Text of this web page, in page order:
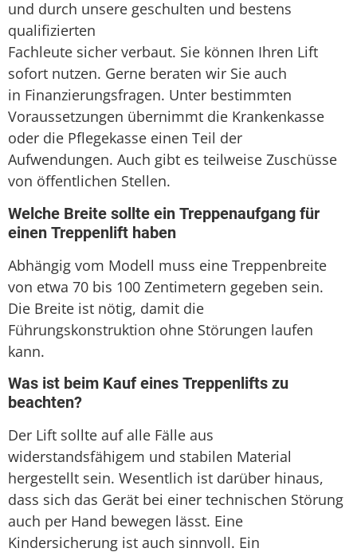
und durch unsere geschulten und bestens
qualifizierten
Fachleute sicher verbaut. Sie können Ihren Lift
sofort nutzen. Gerne beraten wir Sie auch
in Finanzierungsfragen. Unter bestimmten
Voraussetzungen übernimmt die Krankenkasse
oder die Pflegekasse einen Teil der
Aufwendungen. Auch gibt es teilweise Zuschüsse
von öffentlichen Stellen.
Welche Breite sollte ein Treppenaufgang für
einen Treppenlift haben
Abhängig vom Modell muss eine Treppenbreite
von etwa 70 bis 100 Zentimetern gegeben sein.
Die Breite ist nötig, damit die
Führungskonstruktion ohne Störungen laufen
kann.
Was ist beim Kauf eines Treppenlifts zu
beachten?
Der Lift sollte auf alle Fälle aus
widerstandsfähigem und stabilen Material
hergestellt sein. Wesentlich ist darüber hinaus,
dass sich das Gerät bei einer technischen Störung
auch per Hand bewegen lässt. Eine
Kindersicherung ist auch sinnvoll. Ein